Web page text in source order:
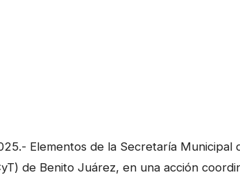
Elementos de la Secretaría Municipal
de Benito Juárez, en una acción